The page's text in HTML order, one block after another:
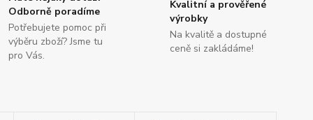
Odborně poradíme
Potřebujete pomoc při
výběru zboží? Jsme tu
pro Vás.
Kvalitní a prověřené
výrobky
Na kvalitě a dostupné
ceně si zakládáme!